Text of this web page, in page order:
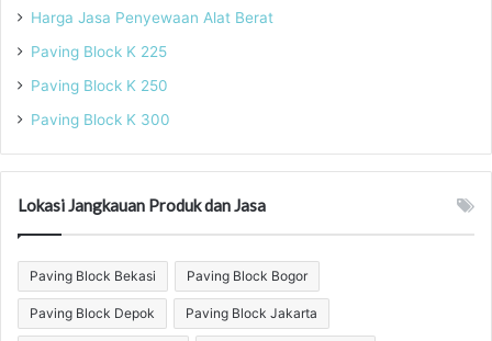
ini
Harga Jasa Penyewaan Alat Berat
Paving Block K 225
Paving Block K 250
Paving Block K 300
Lokasi Jangkauan Produk dan Jasa
Paving Block Bekasi Paving Block Bogor
Paving Block Depok Paving Block Jakarta